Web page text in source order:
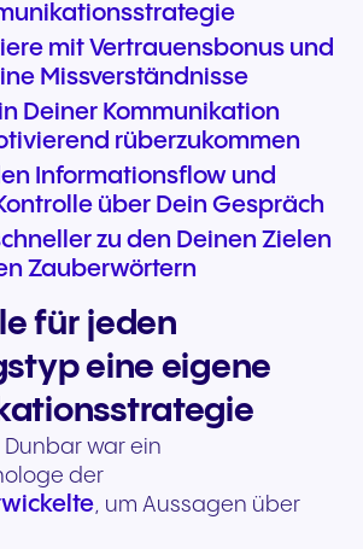
mit Vertrauensbonus und
Missverständnisse
Deiner Kommunikation
rüberzukommen
Informationsflow und
über Dein Gespräch
zu den Deinen Zielen
Zauberwörtern
für jeden
eine eigene
Dunbar war ein
der
, um Aussagen über